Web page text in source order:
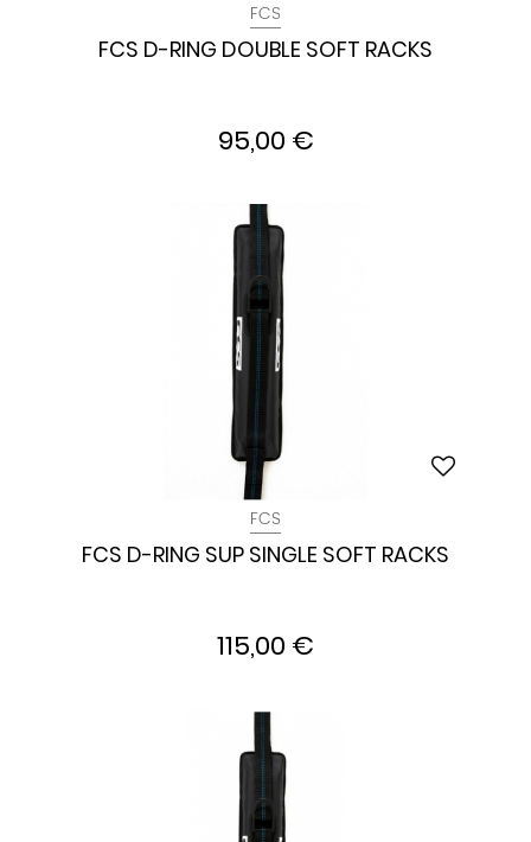
FCS
FCS D-RING DOUBLE SOFT RACKS
95,00 €
FCS
FCS D-RING SUP SINGLE SOFT RACKS
115,00 €